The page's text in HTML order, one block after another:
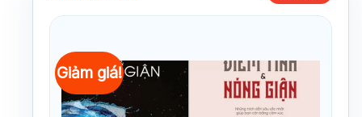
Giảm giá!